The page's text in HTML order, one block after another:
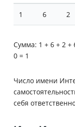
1 6 2
Сумма: 1 + 6 + 2 +
0 = 1
Число имени
себя